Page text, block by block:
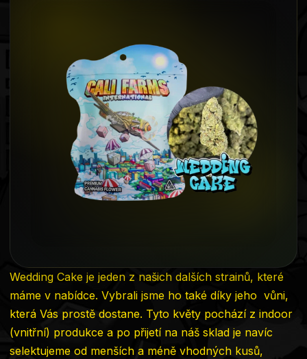
Wedding Cake je jeden z našich dalších strainů, které
máme v nabídce. Vybrali jsme ho také díky jeho vůni,
která Vás prostě dostane. Tyto květy pochází z indoor
(vnitřní) produkce a po přijetí na náš sklad je navíc
selektujeme od menších a méně vhodných kusů,